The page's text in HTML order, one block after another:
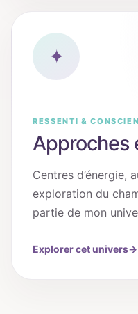
✦
RESSENTI &
Approches
Centres d’énergie,
exploration du
partie de mon
Explorer cet univers→